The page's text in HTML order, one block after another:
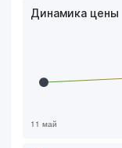
Динамика цены